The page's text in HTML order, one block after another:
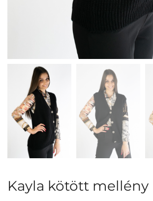
Kayla kötött mellény